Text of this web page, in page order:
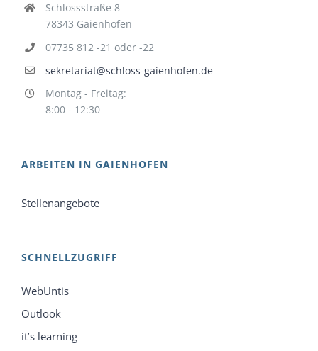
Schlossstraße 8
78343 Gaienhofen
07735 812 -21 oder -22
sekretariat@schloss-gaienhofen.de
Montag - Freitag:
8:00 - 12:30
ARBEITEN IN GAIENHOFEN
Stellenangebote
SCHNELLZUGRIFF
WebUntis
Outlook
it’s learning